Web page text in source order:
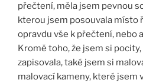
přečtení, měla jsem pevnou
kterou jsem posouvala místo
opravdu vše k přečtení, nebo
Kromě toho, že jsem si
zapisovala, také jsem si
malovací kameny, které